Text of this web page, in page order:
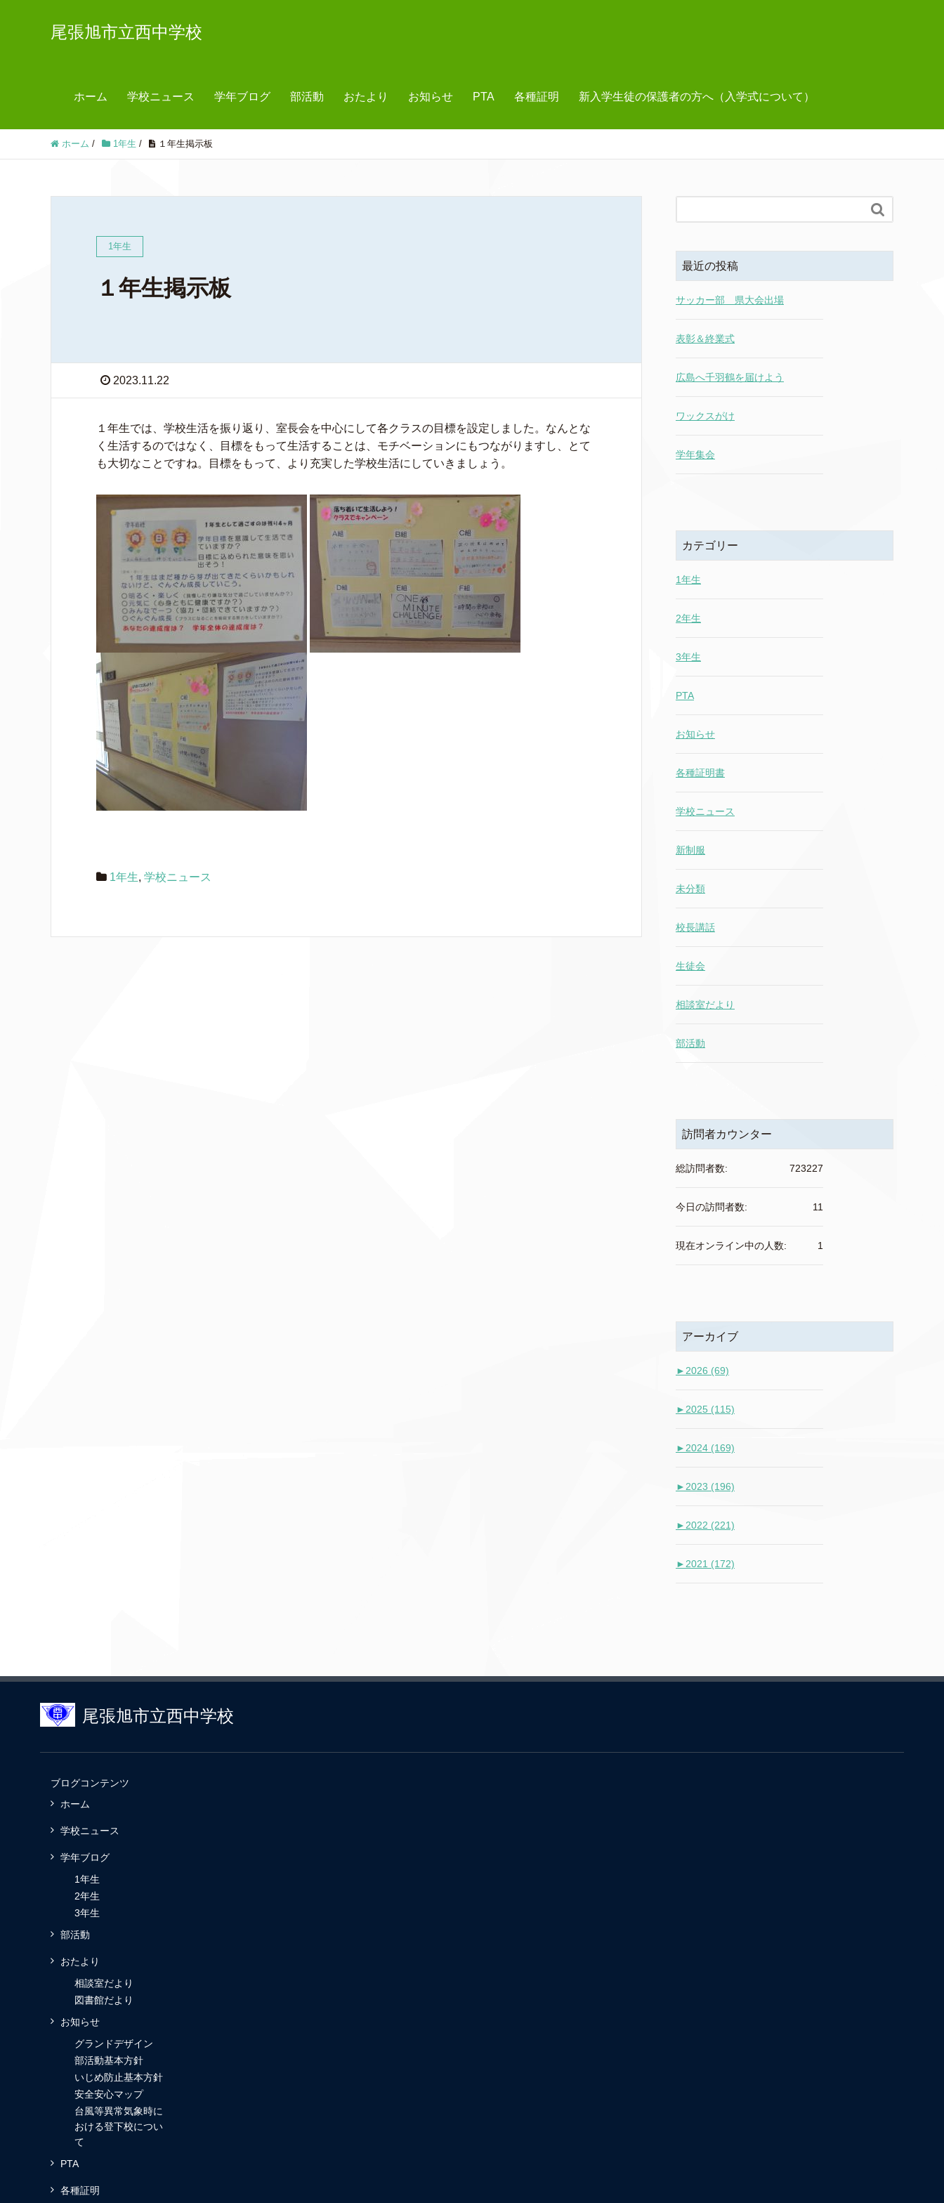
尾張旭市立西中学校
ホーム 学校ニュース 学年ブログ 部活動 おたより お知らせ PTA 各種証明 新入学生徒の保護者の方へ（入学式について）
ホーム / 1年生 / １年生掲示板
1年生
１年生掲示板
2023.11.22
１年生では、学校生活を振り返り、室長会を中心にして各クラスの目標を設定しました。なんとな
く生活するのではなく、目標をもって生活することは、モチベーションにもつながりますし、とて
も大切なことですね。目標をもって、より充実した学校生活にしていきましょう。
1年生, 学校ニュース

最近の投稿
サッカー部 県大会出場
表彰＆終業式
広島へ千羽鶴を届けよう
ワックスがけ
学年集会
カテゴリー
1年生
2年生
3年生
PTA
お知らせ
各種証明書
学校ニュース
新制服
未分類
校長講話
生徒会
相談室だより
部活動
訪問者カウンター
723227
総訪問者数:
11
今日の訪問者数:
1
現在オンライン中の人数:
アーカイブ
► 2026 (69)
► 2025 (115)
► 2024 (169)
► 2023 (196)
► 2022 (221)
► 2021 (172)
尾張旭市立西中学校
ブログコンテンツ
ホーム
学校ニュース
学年ブログ
1年生
2年生
3年生
部活動
おたより
相談室だより
図書館だより
お知らせ
グランドデザイン
部活動基本方針
いじめ防止基本方針
安全安心マップ
台風等異常気象時に
おける登下校につい
て
PTA
各種証明